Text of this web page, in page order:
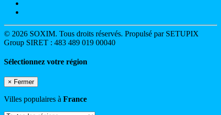
© 2026 SOXIM. Tous droits réservés. Propulsé par SETUPIX
Group SIRET : 483 489 019 00040
Sélectionnez votre région
× Fermer
Villes populaires à France